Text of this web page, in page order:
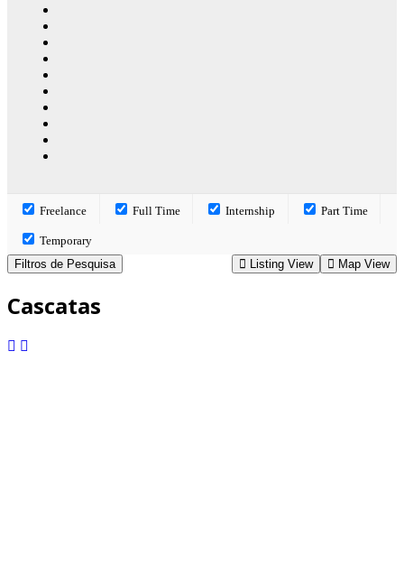
Freelance Full Time Internship Part Time
Temporary
Filtros de Pesquisa
Map View
Listing View
Cascatas